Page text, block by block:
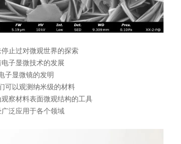
止过对微观世界的探索
子显微技术的发展
子显微镜的发明
可以观测纳米级的材料
察材料表面微观结构的工具
泛应用于各个领域